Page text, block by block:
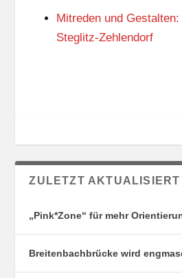
S
O
N
Mitreden und
Steglitz-Zehlendorf
ZULETZT AKTUALISIERT
„Pink*Zone“ für mehr
Breitenbachbrücke wird